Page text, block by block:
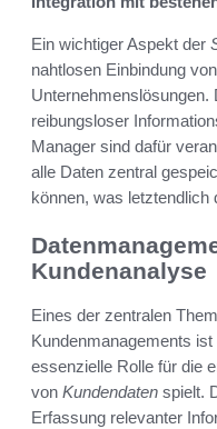
Ein wichtiger Aspekt der
nahtlosen Einbindung
Unternehmenslösungen.
reibungsloser
Manager sind dafür
alle Daten zentral
können, was letztendlich
Kundenanalyse
Eines der zentralen
Kundenmanagements ist
essenzielle Rolle für die
von Kundendaten spielt.
Erfassung relevanter